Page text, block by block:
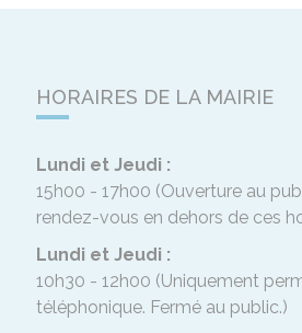
HORAIRES DE LA MAIRIE
Lundi et Jeudi :
15h00 - 17h00 (Ouverture au
rendez-vous en dehors de ces
Lundi et Jeudi :
10h30 - 12h00 (Uniquement
téléphonique. Fermé au public.)